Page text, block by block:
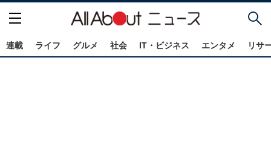
連載 ライフ グルメ 社会 IT・ビジネス エンタメ リサ